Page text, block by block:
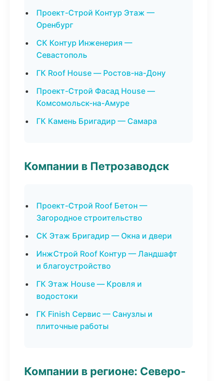
Проект-Строй Контур Этаж —
Оренбург
СК Контур Инженерия —
Севастополь
ГК Roof House — Ростов-на-Дону
Проект-Строй Фасад House —
Комсомольск-на-Амуре
ГК Камень Бригадир — Самара
Компании в Петрозаводск
Проект-Строй Roof Бетон —
Загородное строительство
СК Этаж Бригадир — Окна и двери
ИнжСтрой Roof Контур — Ландшафт
и благоустройство
ГК Этаж House — Кровля и
водостоки
ГК Finish Сервис — Санузлы и
плиточные работы
Компании в регионе: Северо-